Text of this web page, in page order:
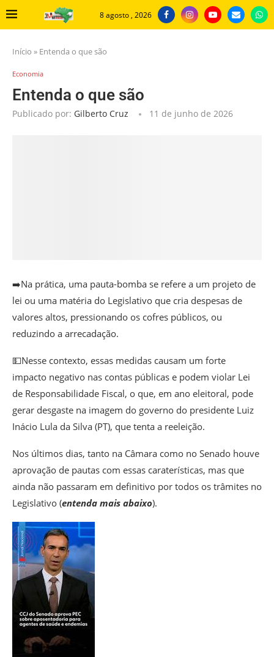
8 agosto , 2026
Início » Entenda o que são
Economia
Entenda o que são
Publicado por: Gilberto Cruz 11 de junho de 2026
➡️Na prática, uma pauta-bomba se refere a um projeto de
lei ou uma matéria do Legislativo que cria despesas de
valores altos, pressionando os cofres públicos, ou
reduzindo a arrecadação.
💵Nesse contexto, essas medidas causam um forte
impacto negativo nas contas públicas e podem violar Lei
de Responsabilidade Fiscal, o que, em ano eleitoral, pode
gerar desgaste na imagem do governo do presidente Luiz
Inácio Lula da Silva (PT), que tenta a reeleição.
Nos últimos dias, tanto na Câmara como no Senado houve
aprovação de pautas com essas caraterísticas, mas que
ainda não passaram em definitivo por todos os trâmites no
Legislativo (entenda mais abaixo).